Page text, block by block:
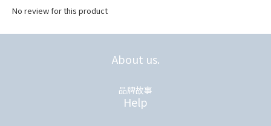
No review for this product
About us.
品牌故事
Help